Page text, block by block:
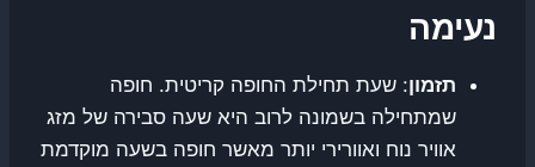
נעימה
תזמון: שעת תחילת החופה קריטית. חופה
שמתחילה בשמונה לרוב היא שעה סבירה של מזג
אוויר נוח ואוורירי יותר מאשר חופה בשעה מוקדמת